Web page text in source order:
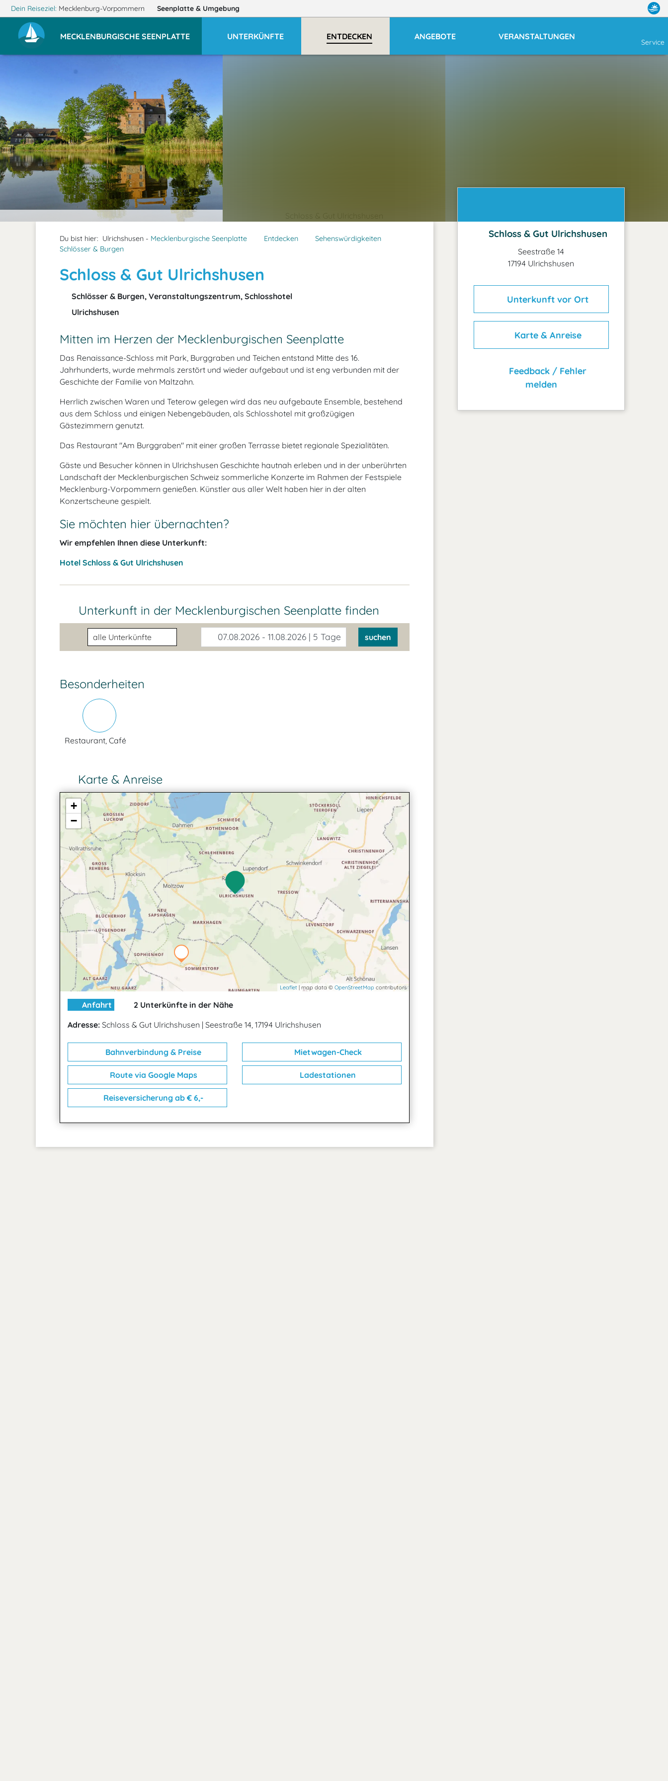
Dein Reiseziel: Mecklenburg-Vorpommern Seenplatte & Umgebung
MECKLENBURGISCHE SEENPLATTE UNTERKÜNFTE ENTDECKEN ANGEBOTE VERANSTALTUNGEN
Service
Du bist hier: Ulrichshusen - Mecklenburgische Seenplatte Entdecken
Sehenswürdigkeiten
Schlösser & Burgen
Schloss & Gut Ulrichshusen
Schlösser & Burgen, Veranstaltungszentrum, Schlosshotel
Ulrichshusen
Mitten im Herzen der Mecklenburgischen Seenplatte
Das Renaissance-Schloss mit Park, Burggraben und Teichen entstand Mitte des 16.
Jahrhunderts, wurde mehrmals zerstört und wieder aufgebaut und ist eng verbunden mit der
Geschichte der Familie von Maltzahn.
Herrlich zwischen Waren und Teterow gelegen wird das neu aufgebaute Ensemble, bestehend
aus dem Schloss und einigen Nebengebäuden, als Schlosshotel mit großzügigen
Gästezimmern genutzt.
Das Restaurant "Am Burggraben" mit einer großen Terrasse bietet regionale Spezialitäten.
Gäste und Besucher können in Ulrichshusen Geschichte hautnah erleben und in der unberührten
Landschaft der Mecklenburgischen Schweiz sommerliche Konzerte im Rahmen der Festspiele
Mecklenburg-Vorpommern genießen. Künstler aus aller Welt haben hier in der alten
Konzertscheune gespielt.
Sie möchten hier übernachten?
Wir empfehlen Ihnen diese Unterkunft:
Hotel Schloss & Gut Ulrichshusen
Unterkunft in der Mecklenburgischen Seenplatte finden
Unterkunftsart 07.08.2026 - 11.08.2026 | 5 Tage suchen
Besonderheiten
Restaurant, Café
Karte & Anreise
+
−
Leaflet | map data © OpenStreetMap contributors
Anfahrt
2 Unterkünfte in der Nähe
Adresse: Schloss & Gut Ulrichshusen | Seestraße 14, 17194 Ulrichshusen
Bahnverbindung & Preise Mietwagen-Check
Route via Google Maps Ladestationen
Reiseversicherung ab € 6,-
Schloss & Gut Ulrichshusen
Seestraße 14
17194 Ulrichshusen
Unterkunft vor Ort
Karte & Anreise
Feedback / Fehler
melden